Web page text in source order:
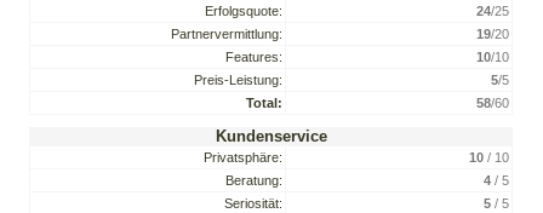
Erfolgsquote: 24/25
Partnervermittlung:
19/20
Features:
10/10
Preis-Leistung:
5/5
Total:
58/60
Kundenservice
Privatsphäre: 10 / 10
Beratung:
4 / 5
Seriosität:
5 / 5